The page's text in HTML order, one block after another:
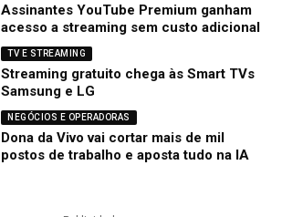
Assinantes YouTube Premium ganham
acesso a streaming sem custo adicional
TV E STREAMING
Streaming gratuito chega às Smart TVs
Samsung e LG
NEGÓCIOS E OPERADORAS
Dona da Vivo vai cortar mais de mil
postos de trabalho e aposta tudo na IA